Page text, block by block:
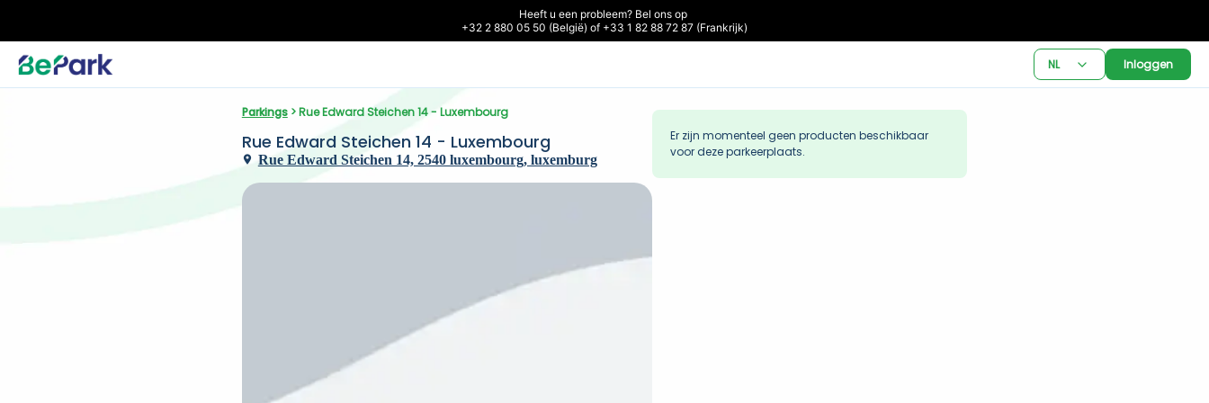
Heeft u een probleem? Bel ons op
+32 2 880 05 50 (België) of +33 1 82 88 72 87 (Frankrijk)
NL Inloggen
Parkings > Rue Edward Steichen 14 - Luxembourg
Rue Edward Steichen 14 - Luxembourg
Rue Edward Steichen 14, 2540 luxembourg, luxemburg
Er zijn momenteel geen producten beschikbaar
voor deze parkeerplaats.